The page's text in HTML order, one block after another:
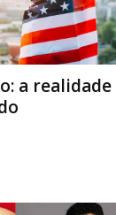
a realidade